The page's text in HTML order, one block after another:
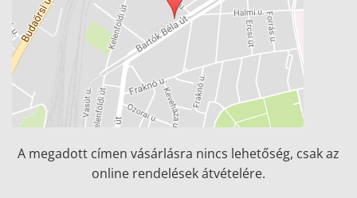
A megadott címen vásárlásra nincs lehetőség, csak az
online rendelések átvételére.